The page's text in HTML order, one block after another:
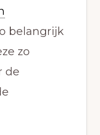
belangrijk
zo
de